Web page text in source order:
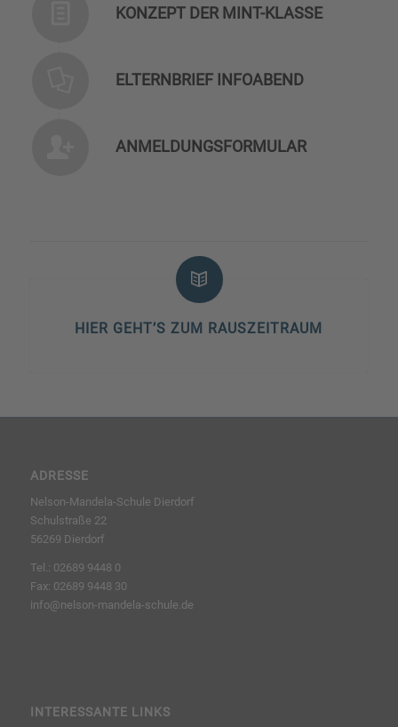
KONZEPT DER MINT-KLASSE
ELTERNBRIEF INFOABEND
ANMELDUNGSFORMULAR
HIER GEHT’S ZUM RAUSZEITRAUM
ADRESSE
Nelson-Mandela-Schule Dierdorf
Schulstraße 22
56269 Dierdorf
Tel.: 02689 9448 0
Fax: 02689 9448 30
info@nelson-mandela-schule.de
INTERESSANTE LINKS